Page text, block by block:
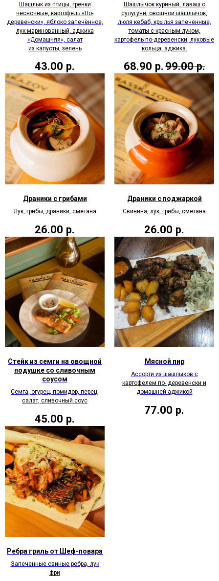
Шашлык из птицы, гренки
чесночные, картофель «По-
деревенски», яблоко запечённое,
лук маринованный, аджика
«Домашняя», салат
из капусты, зелень
43.00 р.
Шашлычок куриный, лаваш с
сулугуни, овощной шашлычок,
люля кебаб, крылья запеченные,
томаты с красным луком,
картофель по-деревенски, луковые
кольца, аджика.
68.90 р.99.00 р.
Драники с грибами
Лук, грибы, драники, сметана
26.00 р.
Драники с поджаркой
Свинина, лук, грибы, сметана
26.00 р.
Стейк из семги на овощной
подушке со сливочным
соусом
Семга, огурец, помидор, перец,
салат, сливочный соус
45.00 р.
Мясной пир
Ассорти из шашлыков с
картофелем по- деревенски и
домашней аджикой
77.00 р.
Ребра гриль от Шеф-повара
Запеченные свиные ребра, лук
фри